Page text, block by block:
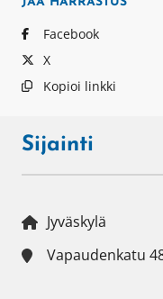
Facebook
X
Kopioi linkki
Sijainti
Jyväskylä
Vapaudenkatu